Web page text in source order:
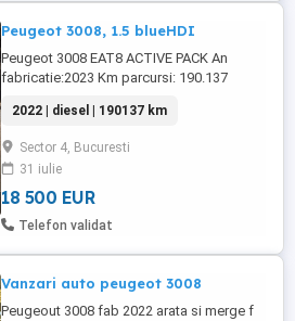
Peugeot 3008, 1.5 blueHDI
Peugeot 3008 EAT8 ACTIVE PACK An
fabricatie:2023 Km parcursi: 190.137
96kw Dotari: -faruri full led -bord digital
virtual -sistem multimedia cu afisaj mare,
touchscreen -keyless go -stopuri led -
jante aliaj r17 -camera spate -senzori
parcare fata spate -asistent ...
2022 | diesel | 190137 km
Sector 4, Bucuresti
31 iulie
18 500 EUR
Telefon validat
Vanzari auto peugeot 3008
Peugeout 3008 fab 2022 arata si merge f